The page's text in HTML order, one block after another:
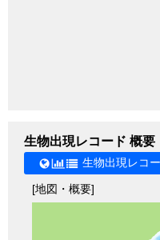
生物出現レコード 概要
生物出現レコ
[地図・概要]